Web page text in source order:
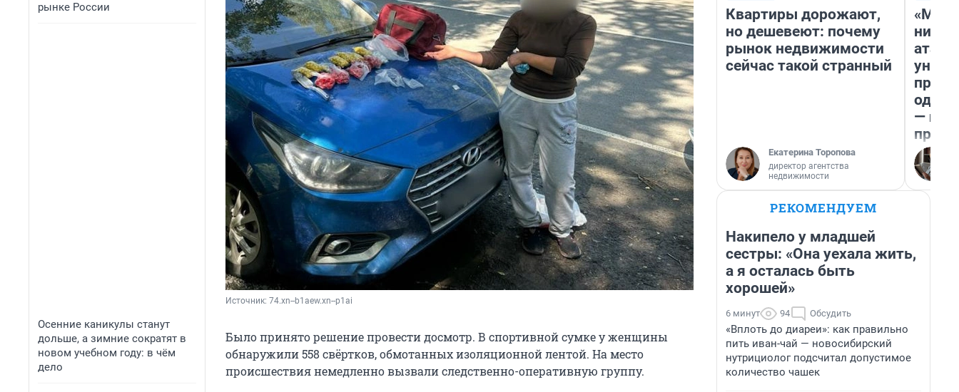
рынке России
Осенние каникулы станут
дольше, а зимние сократят в
новом учебном году: в чём
дело
Источник: 74.xn--b1aew.xn--p1ai
Было принято решение провести досмотр. В спортивной сумке у женщины
обнаружили 558 свёртков, обмотанных изоляционной лентой. На место
происшествия немедленно вызвали следственно-оперативную группу.
Квартиры дорожают,
но дешевеют: почему
рынок недвижимости
сейчас такой странный
Екатерина Торопова
директор агентства
недвижимости
атаки
—
РЕКОМЕНДУЕМ
Накипело у младшей
сестры: «Она уехала жить,
а я осталась быть
хорошей»
6 минут 94 Обсудить
«Вплоть до диареи»: как правильно
пить иван-чай — новосибирский
нутрициолог подсчитал допустимое
количество чашек